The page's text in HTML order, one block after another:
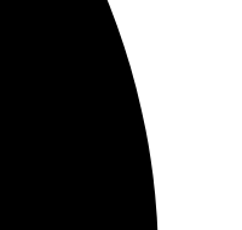
задержек.